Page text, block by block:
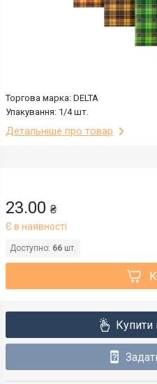
Торгова марка: DELTA
Упакування: 1/4 шт.
Детальніше про товар
23.00 ₴
Є в наявності
Доступно: 66 шт.
Купити